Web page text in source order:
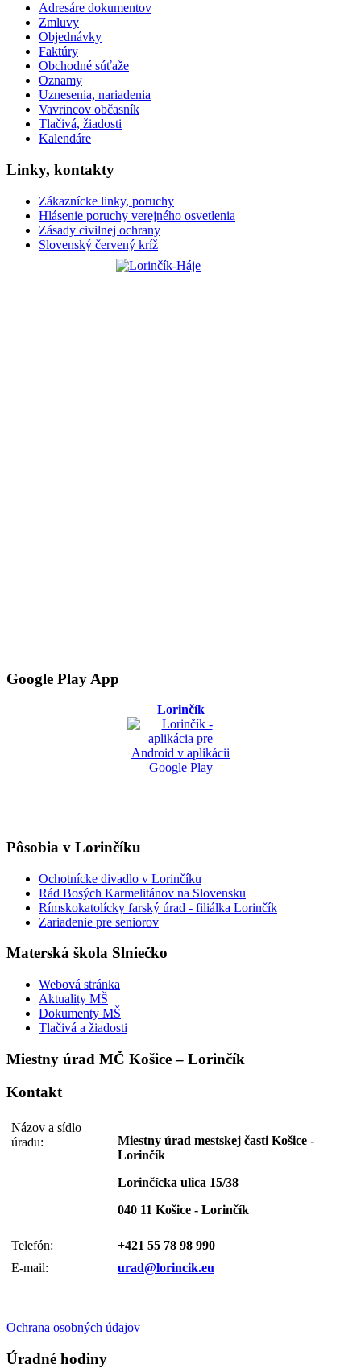
Adresáre dokumentov
Zmluvy
Objednávky
Faktúry
Obchodné súťaže
Oznamy
Uznesenia, nariadenia
Vavrincov občasník
Tlačivá, žiadosti
Kalendáre
Linky, kontakty
Zákaznícke linky, poruchy
Hlásenie poruchy verejného osvetlenia
Zásady civilnej ochrany
Slovenský červený kríž
Google Play App
Lorinčík
Pôsobia v Lorinčíku
Ochotnícke divadlo v Lorinčíku
Rád Bosých Karmelitánov na Slovensku
Rímskokatolícky farský úrad - filiálka Lorinčík
Zariadenie pre seniorov
Materská škola Slniečko
Webová stránka
Aktuality MŠ
Dokumenty MŠ
Tlačivá a žiadosti
Miestny úrad MČ Košice – Lorinčík
Kontakt
Názov a sídlo
úradu:
Miestny úrad mestskej časti Košice -
Lorinčík
Lorinčícka ulica 15/38
040 11 Košice - Lorinčík
Telefón:
+421 55 78 98 990
E-mail:
urad@lorincik.eu
Ochrana osobných údajov
Úradné hodiny